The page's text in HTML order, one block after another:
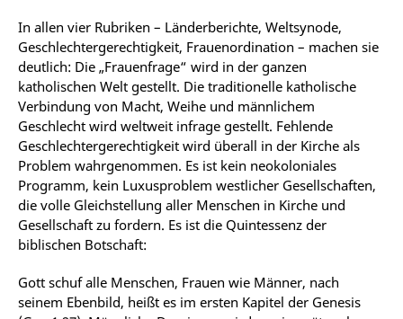
In allen vier Rubriken – Länderberichte, Weltsynode,
Geschlechtergerechtigkeit, Frauenordination – machen sie
deutlich: Die „Frauenfrage“ wird in der ganzen
katholischen Welt gestellt. Die traditionelle katholische
Verbindung von Macht, Weihe und männlichem
Geschlecht wird weltweit infrage gestellt. Fehlende
Geschlechtergerechtigkeit wird überall in der Kirche als
Problem wahrgenommen. Es ist kein neokoloniales
Programm, kein Luxusproblem westlicher Gesellschaften,
die volle Gleichstellung aller Menschen in Kirche und
Gesellschaft zu fordern. Es ist die Quintessenz der
biblischen Botschaft:
Gott schuf alle Menschen, Frauen wie Männer, nach
seinem Ebenbild, heißt es im ersten Kapitel der Genesis